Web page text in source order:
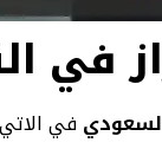
في
في